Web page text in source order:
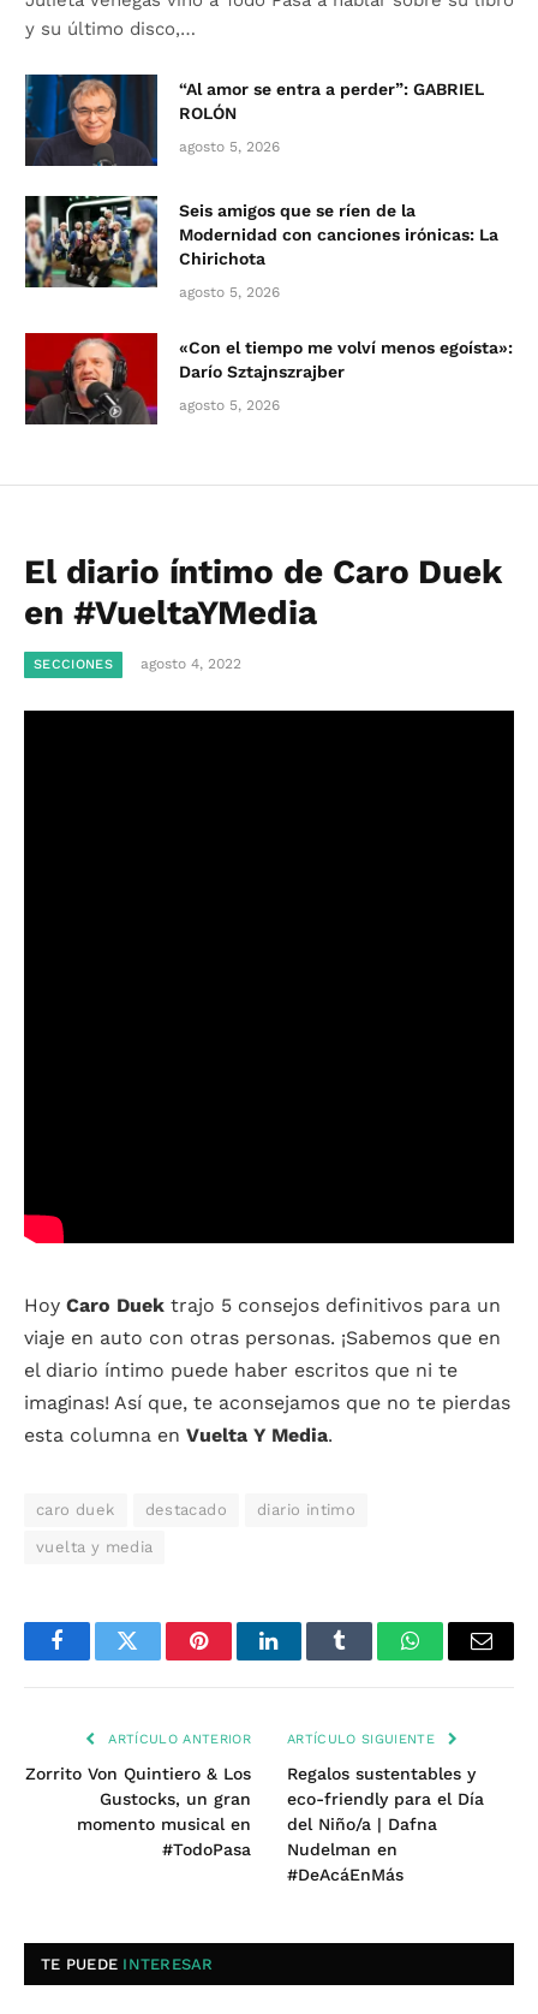
y su último disco,…
“Al amor se entra a perder”: GABRIEL
ROLÓN
agosto 5, 2026
Seis amigos que se ríen de la
Modernidad con canciones irónicas: La
Chirichota
agosto 5, 2026
«Con el tiempo me volví menos egoísta»:
Darío Sztajnszrajber
agosto 5, 2026
El diario íntimo de Caro Duek
en #VueltaYMedia
SECCIONES agosto 4, 2022
Hoy Caro Duek trajo 5 consejos definitivos para un
viaje en auto con otras personas. ¡Sabemos que en
el diario íntimo puede haber escritos que ni te
imaginas! Así que, te aconsejamos que no te pierdas
esta columna en Vuelta Y Media.
caro duek destacado diario intimo
vuelta y media
FacebookTwitter PinterestLinkedInTumblr WhatsAppEmail
ARTÍCULO ANTERIOR
Zorrito Von Quintiero & Los
Gustocks, un gran
momento musical en
#TodoPasa
ARTÍCULO SIGUIENTE
Regalos sustentables y
eco-friendly para el Día
del Niño/a | Dafna
Nudelman en
#DeAcáEnMás
TE PUEDE INTERESAR